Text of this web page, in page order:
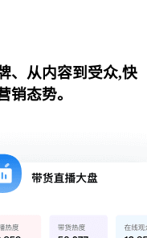
、从内容到受众,快
销态势。